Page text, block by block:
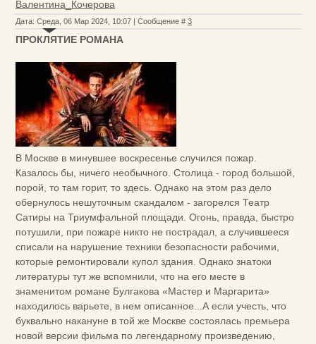
Валентина_Кочерова
Дата: Среда, 06 Мар 2024, 10:07 | Сообщение # 3
ПРОКЛЯТИЕ РОМАНА
В Москве в минувшее воскресенье случился пожар.
Казалось бы, ничего необычного. Столица - город большой,
порой, то там горит, то здесь. Однако на этом раз дело
обернулось нешуточным скандалом - загорелся Театр
Сатиры на Триумфальной площади. Огонь, правда, быстро
потушили, при пожаре никто не пострадал, а случившееся
списали на нарушение техники безопасности рабочими,
которые ремонтировали купол здания. Однако знатоки
литературы тут же вспомнили, что на его месте в
знаменитом романе Булгакова «Мастер и Маргарита»
находилось варьете, в нем описанное...А если учесть, что
буквально накануне в той же Москве состоялась премьера
новой версии фильма по легендарному произведению,